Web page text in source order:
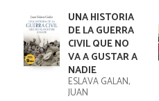
UNA HISTORIA
DE LA GUERRA
CIVIL QUE NO
VA A GUSTAR A
NADIE
ESLAVA GALAN,
JUAN